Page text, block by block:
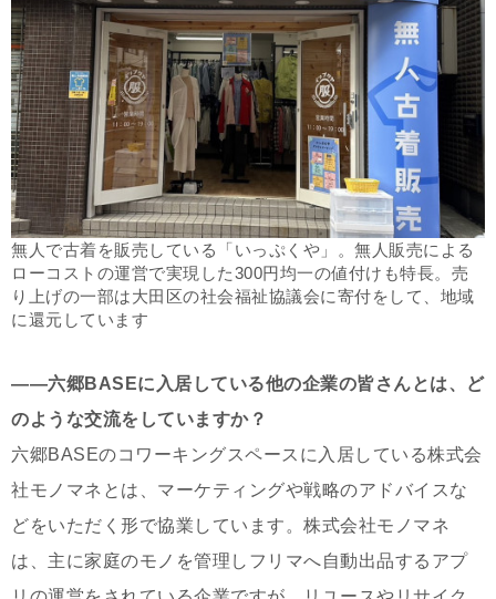
無人で古着を販売している「いっぷくや」。無人販売による
ローコストの運営で実現した300円均一の値付けも特長。売
り上げの一部は大田区の社会福祉協議会に寄付をして、地域
に還元しています
――六郷BASEに入居している他の企業の皆さんとは、ど
のような交流をしていますか？
六郷BASEのコワーキングスペースに入居している株式会
社モノマネとは、マーケティングや戦略のアドバイスな
どをいただく形で協業しています。株式会社モノマネ
は、主に家庭のモノを管理しフリマへ自動出品するアプ